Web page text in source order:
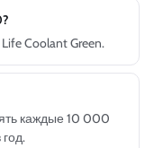
Coolant Green.
каждые 10 000